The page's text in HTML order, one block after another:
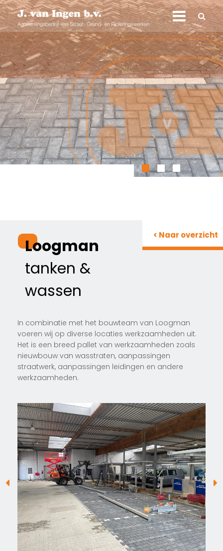
< Naar overzicht
Loogman
tanken &
wassen
In combinatie met het bouwteam van Loogman
voeren wij op diverse locaties werkzaamheden uit.
Het is een breed pallet van werkzaamheden zoals
nieuwbouw van wasstraten, aanpassingen
straatwerk, aanpassingen leidingen en andere
werkzaamheden.